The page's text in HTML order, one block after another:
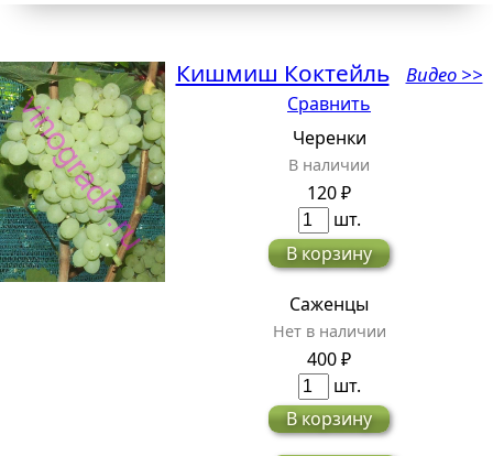
Кишмиш Коктейль Видео >>
Сравнить
Черенки
В наличии
120 ₽
шт.
В корзину
Саженцы
Нет в наличии
400 ₽
шт.
В корзину